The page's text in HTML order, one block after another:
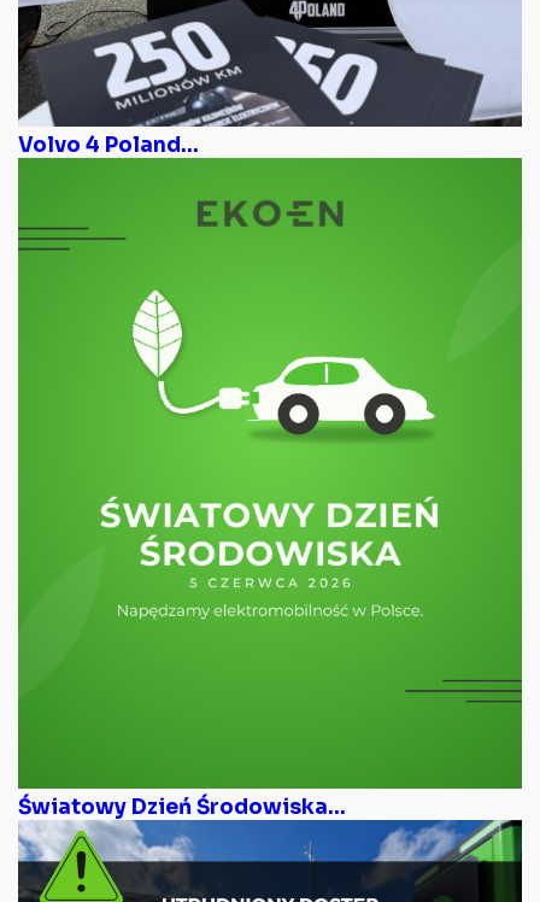
Volvo 4 Poland...
Światowy Dzień Środowiska...